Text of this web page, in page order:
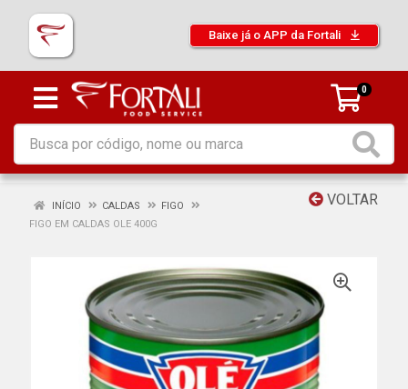
Baixe já o APP da Fortali
0
VOLTAR
INÍCIO CALDAS
FIGO
FIGO EM CALDAS OLE 400G